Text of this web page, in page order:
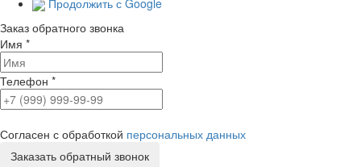
Продолжить с Google
Заказ обратного звонка
Имя *
Телефон *
Согласен с обработкой персональных данных